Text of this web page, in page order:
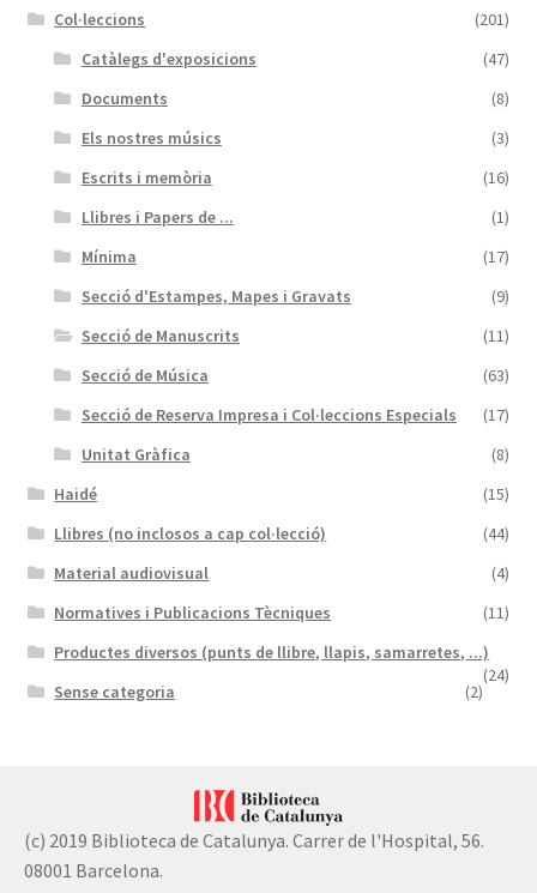
Col·leccions
(201)
Catàlegs d'exposicions
(47)
Documents
(8)
Els nostres músics
(3)
Escrits i memòria
(16)
Llibres i Papers de ...
(1)
Mínima
(17)
Secció d'Estampes, Mapes i Gravats
(9)
Secció de Manuscrits
(11)
Secció de Música
(63)
Secció de Reserva Impresa i Col·leccions Especials
(17)
Unitat Gràfica
(8)
Haidé
(15)
Llibres (no inclosos a cap col·lecció)
(44)
Material audiovisual
(4)
Normatives i Publicacions Tècniques
(11)
Productes diversos (punts de llibre, llapis, samarretes, ...)
(24)
Sense categoria (2)
(c) 2019 Biblioteca de Catalunya. Carrer de l'Hospital, 56.
08001 Barcelona.